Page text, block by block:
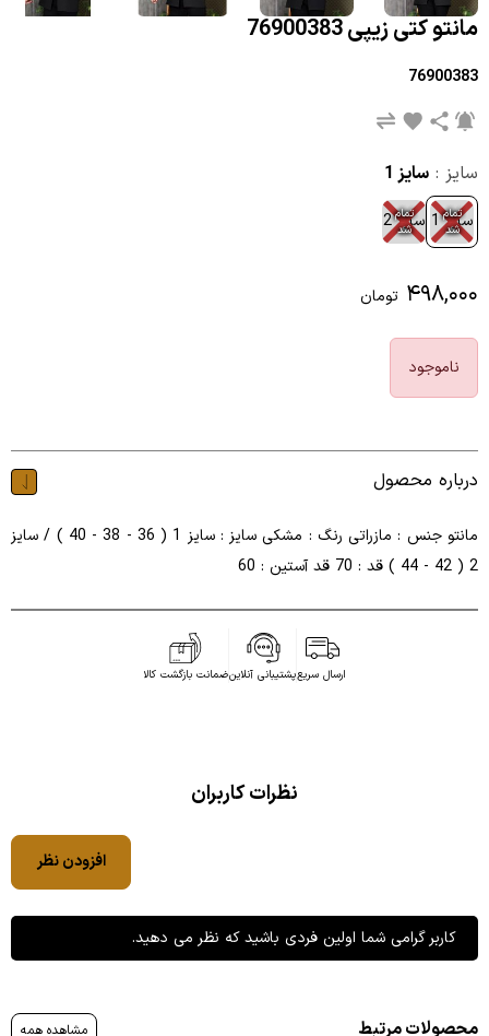
مانتو کتی زیپی 76900383
76900383
سایز : سایز 1
سایز 1
تمام
شد
سایز 2
تمام
شد
۴۹۸,۰۰۰ تومان
ناموجود
درباره محصول
مانتو جنس : مازراتی رنگ : مشکی سایز : سایز 1 ( 36 - 38 - 40 ) / سایز
2 ( 42 - 44 ) قد : 70 قد آستین : 60
ارسال سریعپشتیبانی آنلاینضمانت بازگشت کالا
نظرات کاربران
افزودن نظر
کاربر گرامی شما اولین فردی باشید که نظر می دهید.
محصولات مرتبط مشاهده همه